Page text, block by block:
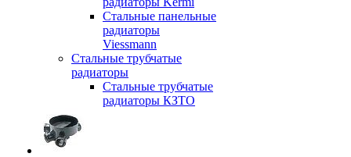
Стальные панельные
радиаторы
Viessmann
Стальные трубчатые
радиаторы
Стальные трубчатые
радиаторы КЗТО